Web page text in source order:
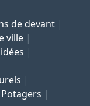
de devant
ville
Potagers